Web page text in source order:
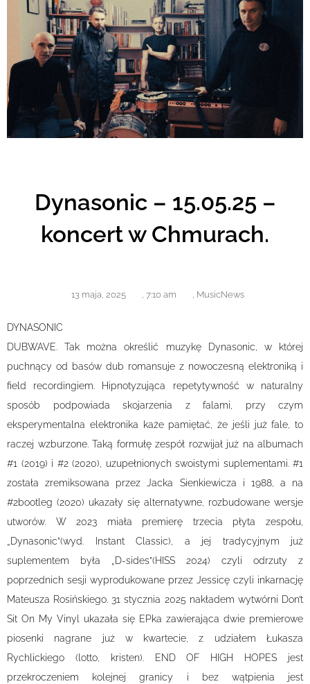
Dynasonic – 15.05.25 –
koncert w Chmurach.
13 maja, 2025 , 7:10 am , MusicNews
DYNASONIC
DUBWAVE. Tak można określić muzykę Dynasonic, w której
puchnący od basów dub romansuje z nowoczesną elektroniką i
field recordingiem. Hipnotyzująca repetytywność w naturalny
sposób podpowiada skojarzenia z falami, przy czym
eksperymentalna elektronika każe pamiętać, że jeśli już fale, to
raczej wzburzone. Taką formułę zespół rozwijał już na albumach
#1 (2019) i #2 (2020), uzupełnionych swoistymi suplementami. #1
została zremiksowana przez Jacka Sienkiewicza i 1988, a na
#2bootleg (2020) ukazały się alternatywne, rozbudowane wersje
utworów. W 2023 miała premierę trzecia płyta zespołu,
„Dynasonic”(wyd. Instant Classic), a jej tradycyjnym już
suplementem była „D-sides”(HISS 2024) czyli odrzuty z
poprzednich sesji wyprodukowane przez Jessicę czyli inkarnację
Mateusza Rosińskiego. 31 stycznia 2025 nakładem wytwórni Don’t
Sit On My Vinyl ukazała się EPka zawierająca dwie premierowe
piosenki nagrane już w kwartecie, z udziałem Łukasza
Rychlickiego (lotto, kristen). END OF HIGH HOPES jest
przekroczeniem kolejnej granicy i bez wątpienia jest